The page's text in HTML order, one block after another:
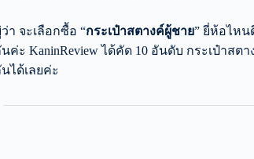
า จะเลือกซื้อ “กระเป๋าสตางค์ผู้ชาย” ยี่ห้อไหน
ะ KaninReview ได้คัด 10 อันดับ กระเป๋า
ได้เลยค่ะ